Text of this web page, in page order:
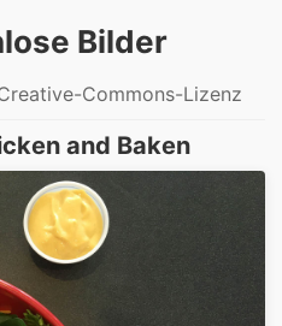
Bilder
Commons-Lizenz
and Baken